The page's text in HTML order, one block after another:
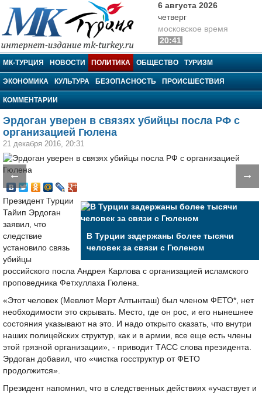
МК-Турция
6 августа 2026
четверг
московское время
20:41
МК-ТУРЦИЯ НОВОСТИ ПОЛИТИКА ОБЩЕСТВО ТУРИЗМ
ЭКОНОМИКА КУЛЬТУРА БЕЗОПАСНОСТЬ ПРОИСШЕСТВИЯ
КОММЕНТАРИИ
Эрдоган уверен в связях убийцы посла РФ с
организацией Гюлена
21 декабря 2016, 20:31
← →
В Турции задержаны более тысячи
человек за связи с Гюленом
Президент Турции
Тайип Эрдоган
заявил, что
следствие
установило связь
убийцы
российского посла Андрея Карлова с организацией исламского
проповедника Фетхуллаха Гюлена.
«Этот человек (Мевлют Мерт Алтынташ) был членом ФЕТО*, нет
необходимости это скрывать. Место, где он рос, и его нынешнее
состояния указывают на это. И надо открыто сказать, что внутри
наших полицейских структур, как и в армии, все еще есть члены
этой грязной организации», - приводит ТАСС слова президента.
Эрдоган добавил, что «чистка госструктур от ФЕТО
продолжится».
Президент напомнил, что в следственных действиях «участвует и